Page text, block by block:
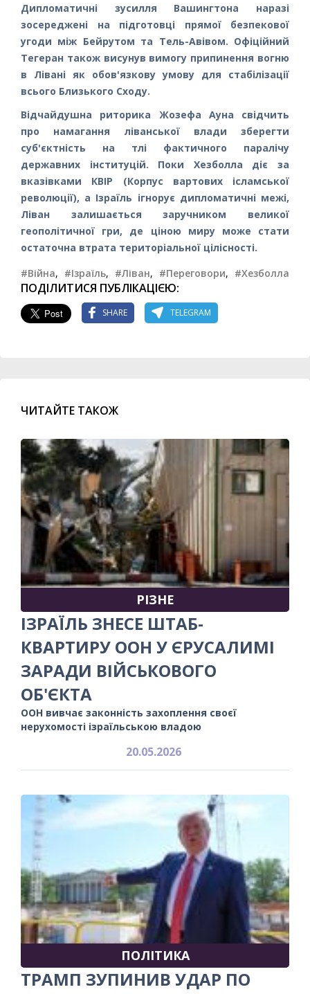
Дипломатичні зусилля Вашингтона наразі
зосереджені на підготовці прямої безпекової
угоди між Бейрутом та Тель-Авівом. Офіційний
Тегеран також висунув вимогу припинення вогню
в Лівані як обов'язкову умову для стабілізації
всього Близького Сходу.
Відчайдушна риторика Жозефа Ауна свідчить
про намагання ліванської влади зберегти
суб'єктність на тлі фактичного паралічу
державних інституцій. Поки Хезболла діє за
вказівками КВІР (Корпус вартових ісламської
революції), а Ізраїль ігнорує дипломатичні межі,
Ліван залишається заручником великої
геополітичної гри, де ціною миру може стати
остаточна втрата територіальної цілісності.
#Війна, #Ізраїль, #Ліван, #Переговори, #Хезболла
ПОДІЛИТИСЯ ПУБЛІКАЦІЄЮ:
SHARE TELEGRAM
ЧИТАЙТЕ ТАКОЖ
РІЗНЕ
ІЗРАЇЛЬ ЗНЕСЕ ШТАБ-
КВАРТИРУ ООН У ЄРУСАЛИМІ
ЗАРАДИ ВІЙСЬКОВОГО
ОБ'ЄКТА
ООН вивчає законність захоплення своєї
нерухомості ізраїльською владою
20.05.2026
ПОЛІТИКА
ТРАМП ЗУПИНИВ УДАР ПО